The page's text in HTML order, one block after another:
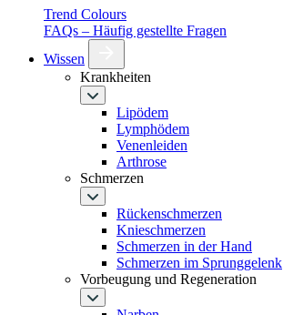
Trend Colours
FAQs – Häufig gestellte Fragen
Wissen
Krankheiten
Lipödem
Lymphödem
Venenleiden
Arthrose
Schmerzen
Rückenschmerzen
Knieschmerzen
Schmerzen in der Hand
Schmerzen im Sprunggelenk
Vorbeugung und Regeneration